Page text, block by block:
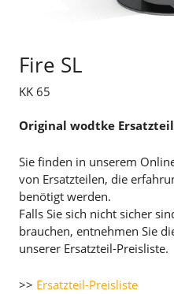
Fire SL
KK 65
Original wodtke
Sie finden in unserem
von Ersatzteilen, die
benötigt werden.
Falls Sie sich nicht sicher
brauchen, entnehmen Sie
unserer Ersatzteil-Preisliste.
>> Ersatzteil-Preisliste